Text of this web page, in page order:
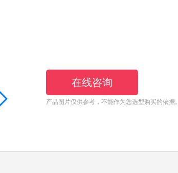
在线咨询
产品图片仅供参考，不能作为您选型购买的依据。